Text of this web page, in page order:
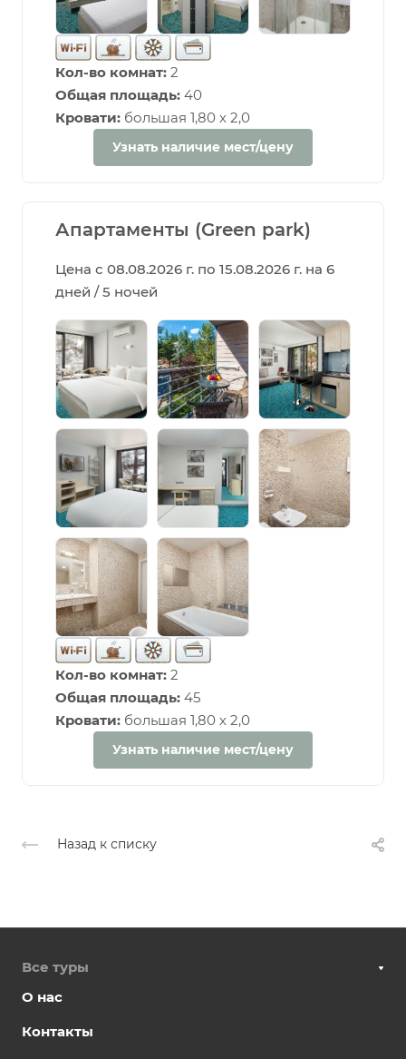
Кол-во комнат: 2
Общая площадь: 40
Кровати: большая 1,80 х 2,0
Узнать наличие мест/цену
Апартаменты (Green park)
Цена с 08.08.2026 г. по 15.08.2026 г. на 6
дней / 5 ночей
Кол-во комнат: 2
Общая площадь: 45
Кровати: большая 1,80 х 2,0
Узнать наличие мест/цену
Назад к списку
Все туры
О нас
Контакты